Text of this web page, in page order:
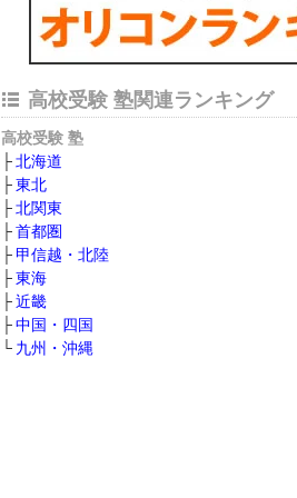
高校受験 塾関連ランキング
高校受験 塾
北海道
東北
北関東
首都圏
甲信越・北陸
東海
近畿
中国・四国
九州・沖縄